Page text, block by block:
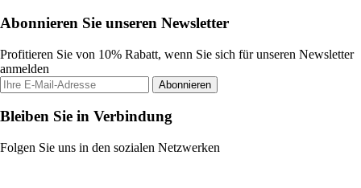
Abonnieren Sie unseren Newsletter
Profitieren Sie von 10% Rabatt, wenn Sie sich für unseren Newsletter
anmelden
Abonnieren
Bleiben Sie in Verbindung
Folgen Sie uns in den sozialen Netzwerken